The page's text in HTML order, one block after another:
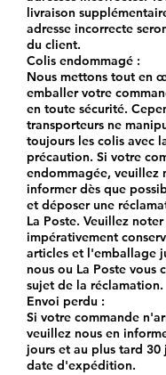
livraison
adresse incorrecte
du client.
Colis endommagé :
Nous mettons tout en
emballer votre
en toute sécurité.
transporteurs ne
toujours les colis avec
précaution. Si votre
endommagée, veuillez
informer dès que
et déposer une
La Poste. Veuillez
impérativement
articles et l'emballage
nous ou La Poste vous
sujet de la réclamation.
Envoi perdu :
Si votre commande
veuillez nous en
jours et au plus tard 30
date d'expédition.